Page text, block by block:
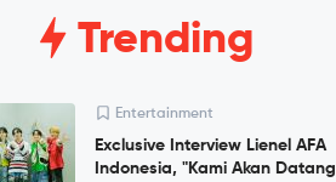
Trending
Entertainment
Exclusive Interview Lienel AFA
Indonesia, "Kami Akan Datang